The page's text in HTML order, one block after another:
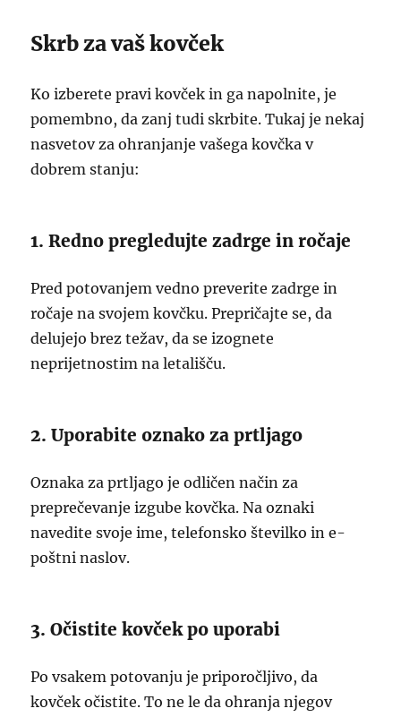
Skrb za vaš kovček
Ko izberete pravi kovček in ga napolnite, je
pomembno, da zanj tudi skrbite. Tukaj je nekaj
nasvetov za ohranjanje vašega kovčka v
dobrem stanju:
1. Redno pregledujte zadrge in ročaje
Pred potovanjem vedno preverite zadrge in
ročaje na svojem kovčku. Prepričajte se, da
delujejo brez težav, da se izognete
neprijetnostim na letališču.
2. Uporabite oznako za prtljago
Oznaka za prtljago je odličen način za
preprečevanje izgube kovčka. Na oznaki
navedite svoje ime, telefonsko številko in e-
poštni naslov.
3. Očistite kovček po uporabi
Po vsakem potovanju je priporočljivo, da
kovček očistite. To ne le da ohranja njegov